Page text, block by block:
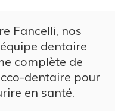
Fancelli, nos
dentaire
complète de
dentaire pour
en santé.